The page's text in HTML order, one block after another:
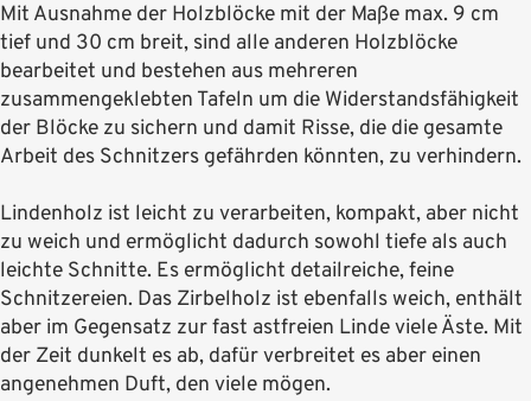
Mit Ausnahme der Holzblöcke mit der Maße max. 9 cm
tief und 30 cm breit, sind alle anderen Holzblöcke
bearbeitet und bestehen aus mehreren
zusammengeklebten Tafeln um die Widerstandsfähigkeit
der Blöcke zu sichern und damit Risse, die die gesamte
Arbeit des Schnitzers gefährden könnten, zu verhindern.
Lindenholz ist leicht zu verarbeiten, kompakt, aber nicht
zu weich und ermöglicht dadurch sowohl tiefe als auch
leichte Schnitte. Es ermöglicht detailreiche, feine
Schnitzereien. Das Zirbelholz ist ebenfalls weich, enthält
aber im Gegensatz zur fast astfreien Linde viele Äste. Mit
der Zeit dunkelt es ab, dafür verbreitet es aber einen
angenehmen Duft, den viele mögen.